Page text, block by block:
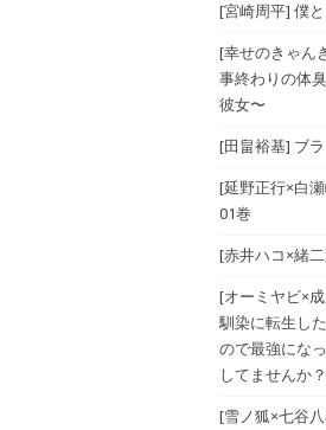
[宮崎周平] 僕
[幸せのきゃん
事終わりの体
彼女〜
[田畠裕基] ブ
[延野正行×白
01巻
[赤井ハコ×緒
[オーミヤビ×
馴染に転生し
ので最強にな
してませんか
[雪ノ狐×七谷